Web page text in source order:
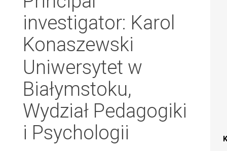
investigator: Karol
Konaszewski
Uniwersytet w
Białymstoku,
Wydział Pedagogiki
i Psychologii